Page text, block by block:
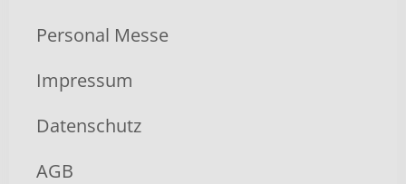
Personal Messe
Impressum
Datenschutz
AGB